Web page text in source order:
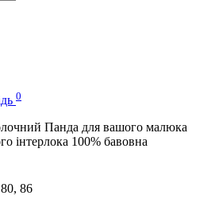
0
Панда для вашого малюка
інтерлока 100% бавовна
86